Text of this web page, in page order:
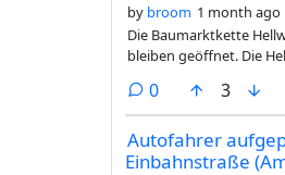
by broom 1 month ago
Die Baumarktkette
bleiben geöffnet. Die
0comments
3
Autofahrer
Einbahnstraße